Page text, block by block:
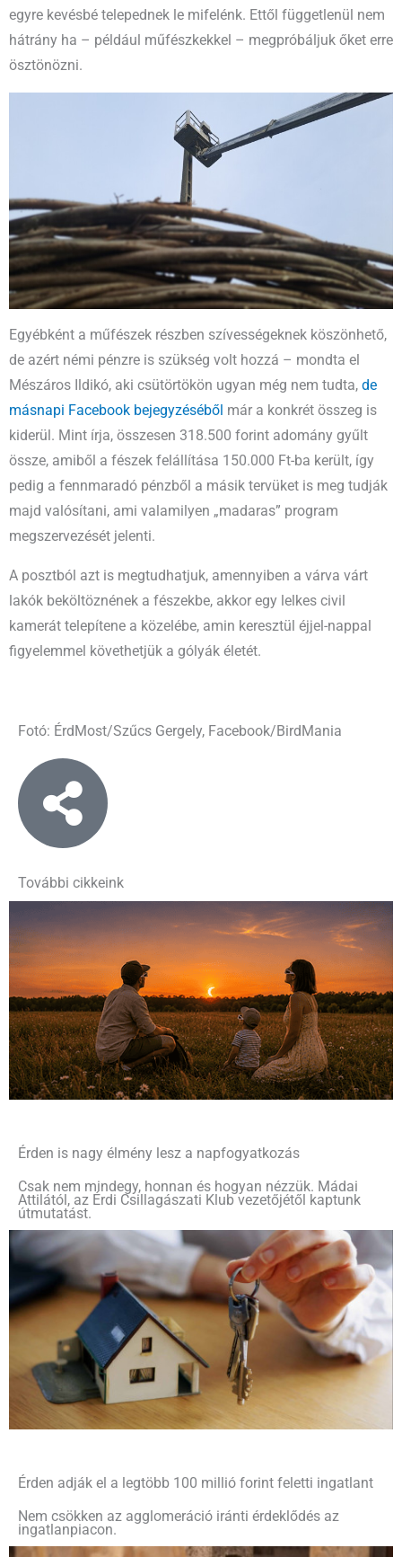
egyre kevésbé telepednek le mifelénk. Ettől függetlenül nem
hátrány ha – például műfészkekkel – megpróbáljuk őket erre
ösztönözni.
Egyébként a műfészek részben szívességeknek köszönhető,
de azért némi pénzre is szükség volt hozzá – mondta el
Mészáros Ildikó, aki csütörtökön ugyan még nem tudta, de
másnapi Facebook bejegyzéséből már a konkrét összeg is
kiderül. Mint írja, összesen 318.500 forint adomány gyűlt
össze, amiből a fészek felállítása 150.000 Ft-ba került, így
pedig a fennmaradó pénzből a másik tervüket is meg tudják
majd valósítani, ami valamilyen „madaras” program
megszervezését jelenti.
A posztból azt is megtudhatjuk, amennyiben a várva várt
lakók beköltöznének a fészekbe, akkor egy lelkes civil
kamerát telepítene a közelébe, amin keresztül éjjel-nappal
figyelemmel követhetjük a gólyák életét.
Fotó: ÉrdMost/Szűcs Gergely, Facebook/BirdMania
További cikkeink
Érden is nagy élmény lesz a napfogyatkozás
Csak nem mindegy, honnan és hogyan nézzük. Mádai
Attilától, az Érdi Csillagászati Klub vezetőjétől kaptunk
útmutatást.
Érden adják el a legtöbb 100 millió forint feletti ingatlant
Nem csökken az agglomeráció iránti érdeklődés az
ingatlanpiacon.